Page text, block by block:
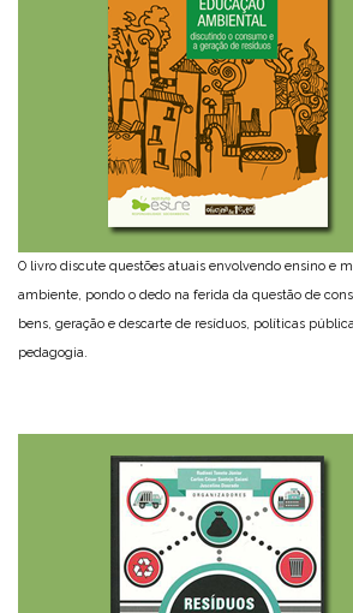
O livro discute questões atuais envolvendo ensino e
ambiente, pondo o dedo na ferida da questão de
bens, geração e descarte de resíduos, políticas
pedagogia.